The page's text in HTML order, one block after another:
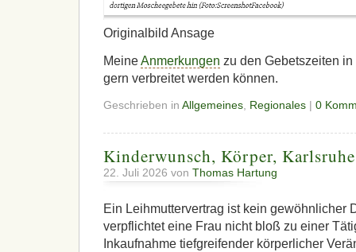
Originalbild Ansage
MeineAnmerkungen zu den Gebetszeiten
gern verbreitet werden können.
Geschrieben in Allgemeines Regionales | 0
Kinderwunsch, Körper, Karlsruhe
22. Juli 2026 von Thomas Hartung
Ein Leihmuttervertrag ist kein gewöhnlicher
verpflichtet eine Frau nicht bloß zu einer
Inkaufnahme tiefgreifender körperlicher